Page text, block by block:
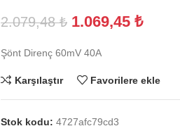
2.079,48₺ 1.069,45 ₺
Şönt Direnç 60mV 40A
Karşılaştır Favorilere ekle
Stok kodu: 4727afc79cd3